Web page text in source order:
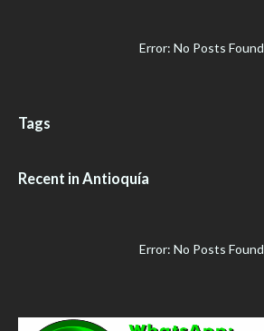
Error: No Posts Found
Tags
Recent in Antioquía
Error: No Posts Found